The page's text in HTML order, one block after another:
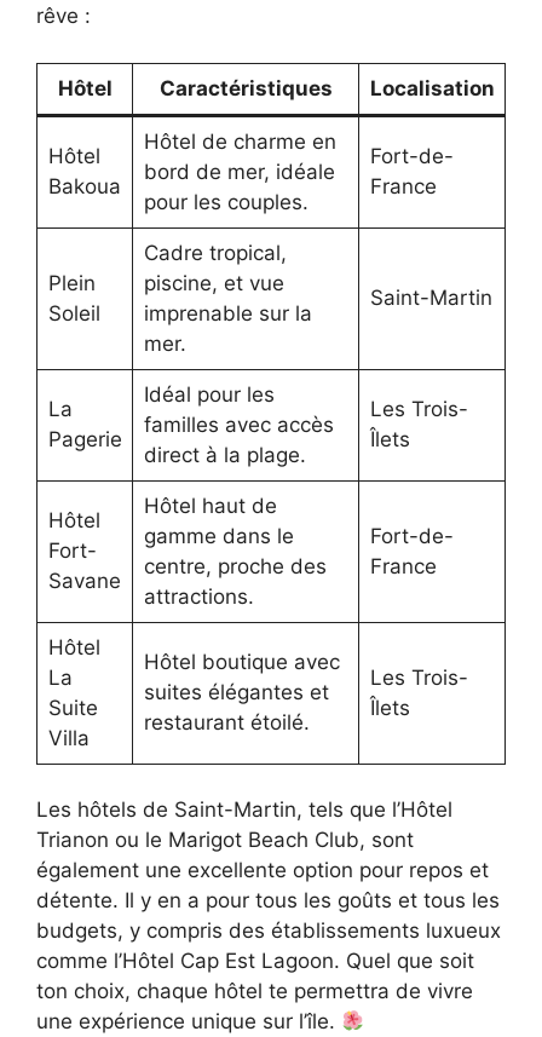
rêve :
Hôtel Caractéristiques Localisation
Hôtel
Bakoua
Hôtel de charme en
bord de mer, idéale
pour les couples.
Fort-de-
France
Plein
Soleil
Cadre tropical,
piscine, et vue
imprenable sur la
mer.
Saint-Martin
La
Pagerie
Idéal pour les
familles avec accès
direct à la plage.
Les Trois-
Îlets
Hôtel
Fort-
Savane
Hôtel haut de
gamme dans le
centre, proche des
attractions.
Fort-de-
France
Hôtel
La
Suite
Villa
Hôtel boutique avec
suites élégantes et
restaurant étoilé.
Les Trois-
Îlets
Les hôtels de Saint-Martin, tels que l’Hôtel
Trianon ou le Marigot Beach Club, sont
également une excellente option pour repos et
détente. Il y en a pour tous les goûts et tous les
budgets, y compris des établissements luxueux
comme l’Hôtel Cap Est Lagoon. Quel que soit
ton choix, chaque hôtel te permettra de vivre
une expérience unique sur l’île.